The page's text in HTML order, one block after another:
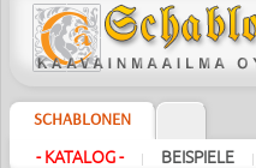
SCHABLONEN
- KATALOG - | BEISPIELE |